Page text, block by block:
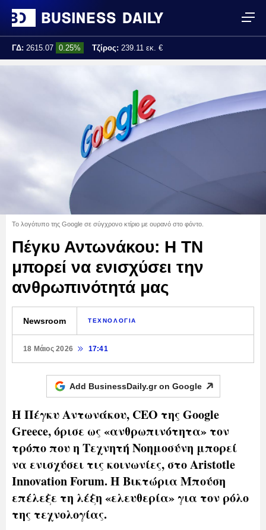
ΓΔ: 2615.07 0.25% Τζίρος: 239.11 εκ. €
Το λογότυπο της Google σε σύγχρονο κτίριο με ουρανό στο φόντο.
Πέγκυ Αντωνάκου: Η ΤΝ
μπορεί να ενισχύσει την
ανθρωπινότητά μας
Newsroom ΤΕΧΝΟΛΟΓΙΑ
18 Μάιος 2026 17:41
Add BusinessDaily.gr on Google
Η Πέγκυ Αντωνάκου, CEO της Google
Greece, όρισε ως «ανθρωπινότητα» τον
τρόπο που η Τεχνητή Νοημοσύνη μπορεί
να ενισχύσει τις κοινωνίες, στο Aristotle
Innovation Forum. Η Βικτώρια Μπούση
επέλεξε τη λέξη «ελευθερία» για τον ρόλο
της τεχνολογίας.